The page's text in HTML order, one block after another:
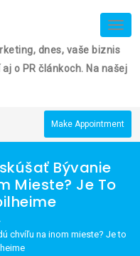
dnes, vaše biznis
o PR článkoch. Na našej
Make Appointment
Bývanie
Mieste? Je To
chvíľu na inom mieste? Je to